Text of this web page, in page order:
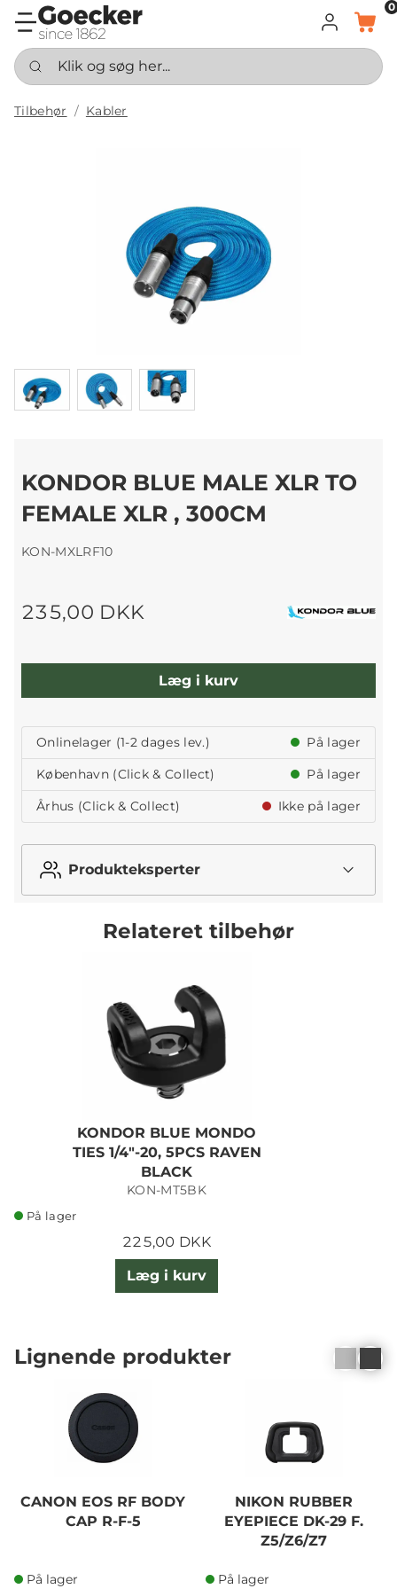
LOG INDKURV
0
Klik og søg her...
Tilbehør Kabler
KONDOR BLUE MALE XLR TO
FEMALE XLR , 300CM
KON-MXLRF10
235,00 DKK
Læg i kurv
Onlinelager (1-2 dages lev.)
På lager
København (Click & Collect)
På lager
Århus (Click & Collect)
Ikke på lager
Produkteksperter
Relateret tilbehør
KONDOR BLUE MONDO
TIES 1/4"-20, 5PCS RAVEN
BLACK
KON-MT5BK
På lager
225,00 DKK
Læg i kurv
Lignende produkter
CANON EOS RF BODY
CAP R-F-5
På lager
NIKON RUBBER
EYEPIECE DK-29 F.
Z5/Z6/Z7
På lager